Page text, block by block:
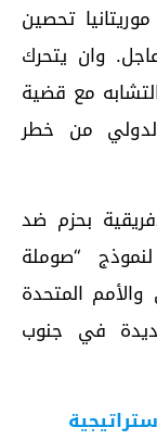
تحصين
وان يتحرك
التشابه مع قضية
الدولي من خطر
بحزم ضد
“صوملة
والأمم المتحدة
في جنوب